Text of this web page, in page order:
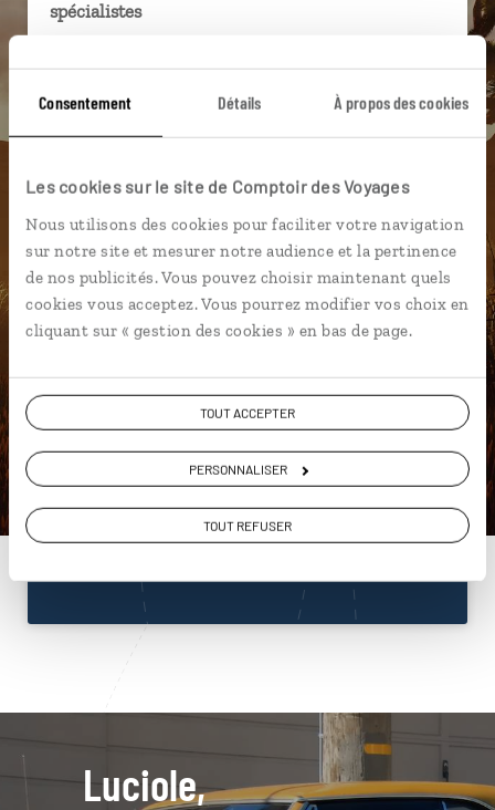
Consentement Détails À propos des cookies
Les cookies sur le site de Comptoir des Voyages
Nous utilisons des cookies pour faciliter votre navigation
sur notre site et mesurer notre audience et la pertinence
de nos publicités. Vous pouvez choisir maintenant quels
cookies vous acceptez. Vous pourrez modifier vos choix en
cliquant sur « gestion des cookies » en bas de page.
TOUT ACCEPTER
PERSONNALISER
TOUT REFUSER
spécialistes
téléphone.
Vous gardez le même interlocuteur avant,
pendant et après votre voyage.
ou
Unis
01 85 08 23 53
Luciole,